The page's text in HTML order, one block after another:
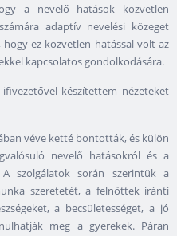
a nevelő hatások közvetlen
adaptív nevelési közeget
ez közvetlen hatással volt az
kapcsolatos gondolkodására.
készítettem nézeteket
véve ketté bontották, és külön
nevelő hatásokról és a
szolgálatok során szerintük a
szeretetét, a felnőttek iránti
a becsületességet, a jó
meg a gyerekek. Páran